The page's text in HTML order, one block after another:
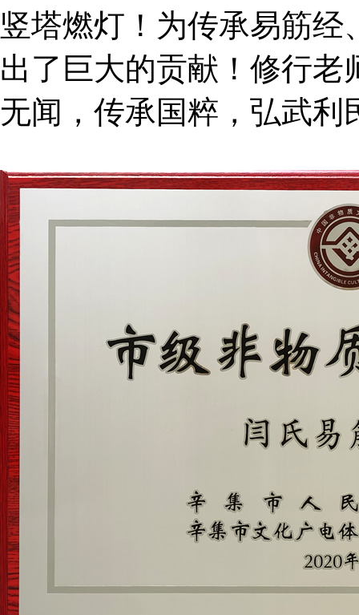
竖塔燃灯！为传承易筋
出了巨大的贡献！修行
无闻，传承国粹，弘武